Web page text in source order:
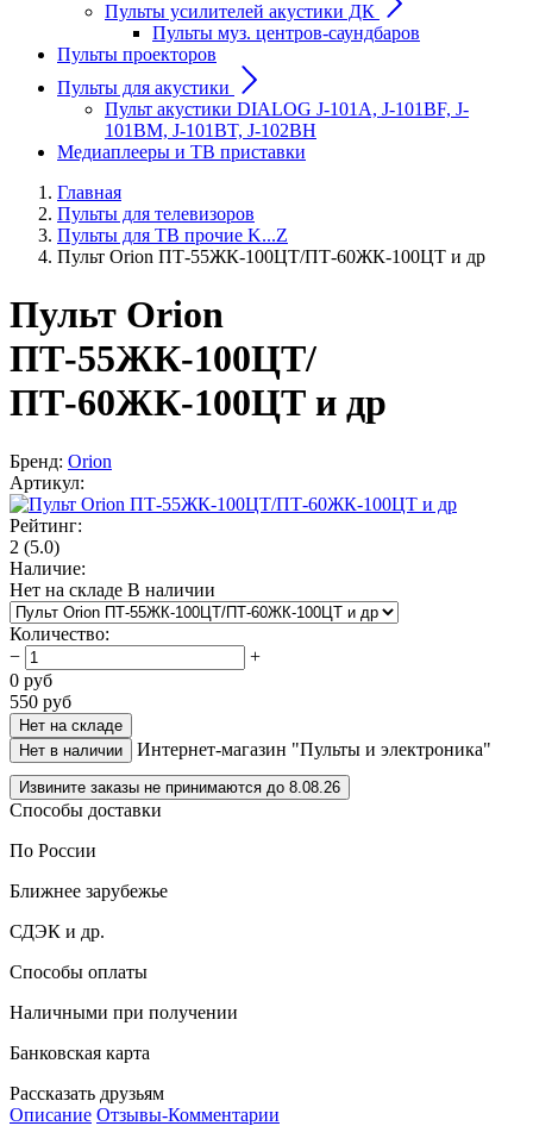
Пульты усилителей акустики ДК
Пульты муз. центров-саундбаров
Пульты проекторов
Пульты для акустики
Пульт акустики DIALOG J-101A, J-101BF, J-
101BM, J-101BT, J-102BH
Медиаплееры и ТВ приставки
Главная
Пульты для телевизоров
Пульты для ТВ прочие K...Z
Пульт Orion ПТ-55ЖК-100ЦТ/ПТ-60ЖК-100ЦТ и др
Пульт Orion
ПТ-55ЖК-100ЦТ/
ПТ-60ЖК-100ЦТ и др
Бренд: Orion
Артикул:
Рейтинг:
2 (5.0)
Наличие:
Нет на складе В наличии
Количество:
−
+
0 руб
550 руб
Нет на складе
Нет в наличии
Интернет-магазин "Пульты и электроника"
Извините заказы не принимаются до 8.08.26
Способы доставки
По России
Ближнее зарубежье
СДЭК и др.
Способы оплаты
Наличными при получении
Банковская карта
Рассказать друзьям
Описание Отзывы-Комментарии